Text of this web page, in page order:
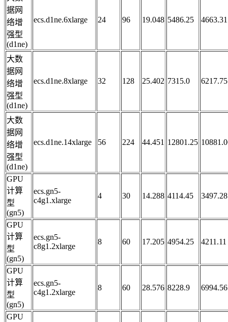
据网
络增
强型
(d1ne)
ecs.d1ne.6xlarge 24 96 19.048 5486.25 4663.31
大数
据网
络增
强型
(d1ne)
ecs.d1ne.8xlarge 32 128 25.402 7315.0 6217.75
大数
据网
络增
强型
(d1ne)
ecs.d1ne.14xlarge 56 224 44.451 12801.25
GPU
计算
型
(gn5)
ecs.gn5-
c4g1.xlarge
4 30 14.288 4114.45 3497.28
GPU
计算
型
(gn5)
ecs.gn5-
c8g1.2xlarge
8 60 17.205 4954.25 4211.11
GPU
计算
型
(gn5)
ecs.gn5-
c4g1.2xlarge
8 60 28.576 8228.9 6994.56
GPU